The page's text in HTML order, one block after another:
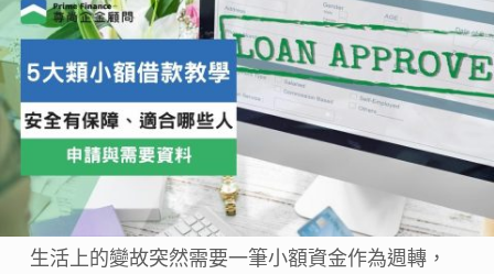
生活上的變故突然需要一筆小額資金作為週轉，